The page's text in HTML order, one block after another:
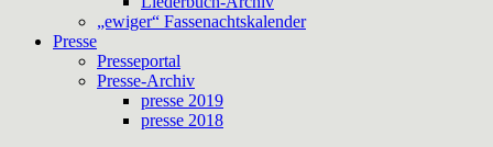
„ewiger“ Fassenachtskalender
Presse
Presseportal
Presse-Archiv
presse 2019
presse 2018